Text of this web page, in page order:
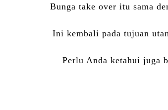
Bunga take over itu sama
Ini kembali pada tujuan
Perlu Anda ketahui juga